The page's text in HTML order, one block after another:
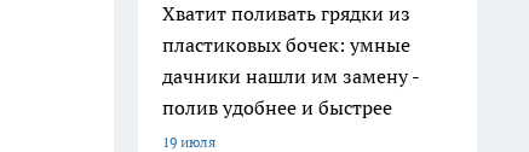
Хватит поливать грядки из
пластиковых бочек: умные
дачники нашли им замену -
полив удобнее и быстрее
19 июля